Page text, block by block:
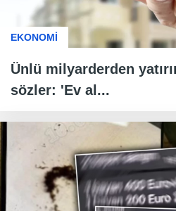
EKONOMİ
Ünlü milyarderden
sözler: 'Ev al...